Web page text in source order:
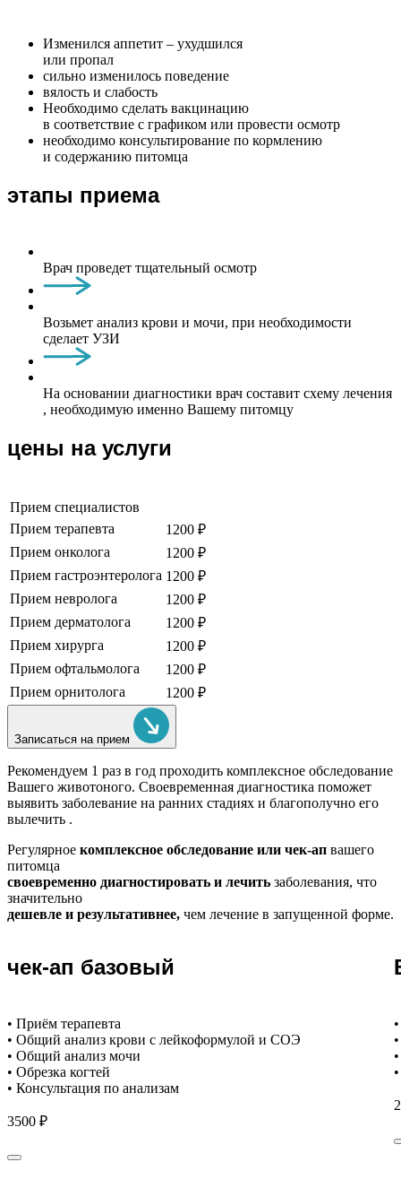
Изменился аппетит – ухудшился
или пропал
сильно изменилось поведение
вялость и слабость
Необходимо сделать вакцинацию
в соответствие с графиком или провести осмотр
необходимо консультирование по кормлению
и содержанию питомца
этапы приема
Врач проведет тщательный осмотр
Возьмет анализ крови и мочи, при необходимости
сделает УЗИ
На основании диагностики врач составит схему лечения
, необходимую именно Вашему питомцу
цены на услуги
Прием специалистов
Прием терапевта
1200 ₽
Прием онколога
1200 ₽
Прием гастроэнтеролога 1200 ₽
Прием невролога
1200 ₽
Прием дерматолога
1200 ₽
Прием хирурга
1200 ₽
Прием офтальмолога
1200 ₽
Прием орнитолога
1200 ₽
Записаться на прием
Рекомендуем 1 раз в год проходить комплексное обследование
Вашего животоного. Своевременная диагностика поможет
выявить заболевание на ранних стадиях и благополучно его
вылечить .
Регулярное комплексное обследование или чек-ап вашего
питомца
своевременно диагностировать и лечить заболевания, что
значительно
дешевле и результативнее, чем лечение в запущенной форме.
чек-ап базовый
• Приём терапевта
• Общий анализ крови с лейкоформулой и СОЭ
• Общий анализ мочи
• Обрезка когтей
• Консультация по анализам
3500 ₽